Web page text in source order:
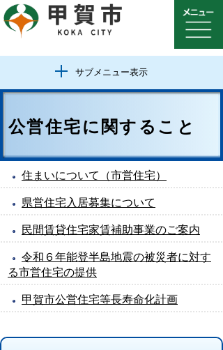
サブメニュー表示
公営住宅に関すること
住まいについて（市営住宅）
県営住宅入居募集について
民間賃貸住宅家賃補助事業のご案内
令和６年能登半島地震の被災者に対す
る市営住宅の提供
甲賀市公営住宅等長寿命化計画